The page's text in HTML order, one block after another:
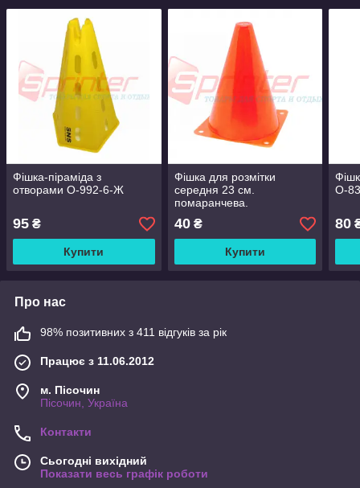
Фішка-піраміда з
отворами O-992-6-Ж
95 ₴
Купити
Фішка для розмітки
середня 23 см.
помаранчева.
40₴
Купити
O-
80
Про нас
98% позитивних з 411 відгуків за рік
Працює з 11.06.2012
м. Пісочин
Пісочин, Україна
Контакти
Сьогодні вихідний
Показати весь графік роботи